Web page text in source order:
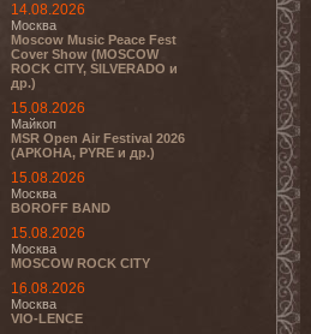
14.08.2026
Москва
Moscow Music Peace Fest
Cover Show (MOSCOW
ROCK CITY, SILVERADO и
др.)
15.08.2026
Майкоп
MSR Open Air Festival 2026
(АРКОНА, PYRE и др.)
15.08.2026
Москва
BOROFF BAND
15.08.2026
Москва
MOSCOW ROCK CITY
16.08.2026
Москва
VIO-LENCE